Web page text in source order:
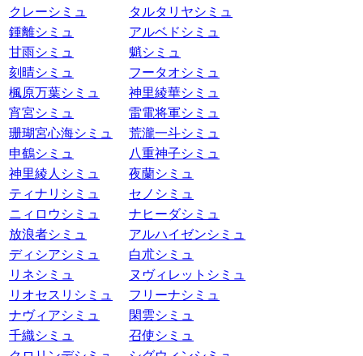
クレーシミュ
タルタリヤシミュ
鍾離シミュ
アルベドシミュ
甘雨シミュ
魈シミュ
刻晴シミュ
フータオシミュ
楓原万葉シミュ
神里綾華シミュ
宵宮シミュ
雷電将軍シミュ
珊瑚宮心海シミュ
荒瀧一斗シミュ
申鶴シミュ
八重神子シミュ
神里綾人シミュ
夜蘭シミュ
ティナリシミュ
セノシミュ
ニィロウシミュ
ナヒーダシミュ
放浪者シミュ
アルハイゼンシミュ
ディシアシミュ
白朮シミュ
リネシミュ
ヌヴィレットシミュ
リオセスリシミュ
フリーナシミュ
ナヴィアシミュ
閑雲シミュ
千織シミュ
召使シミュ